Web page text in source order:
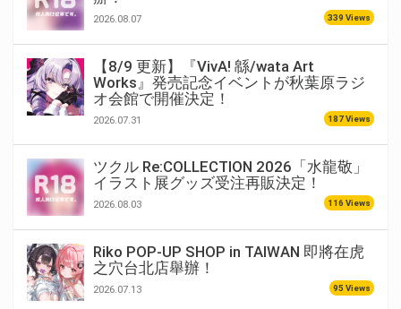
2026.08.07 339 Views
【8/9 更新】『VivA! 緜/wata Art
Works』発売記念イベントが秋葉原ラジ
オ会館で開催決定！
2026.07.31 187 Views
ツクル Re:COLLECTION 2026「水龍敬」
イラスト展グッズ受注再販決定！
2026.08.03 116 Views
Riko POP-UP SHOP in TAIWAN 即將在虎
之穴台北店舉辦！
2026.07.13 95 Views